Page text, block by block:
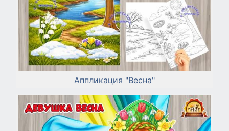
Аппликация "Весна"